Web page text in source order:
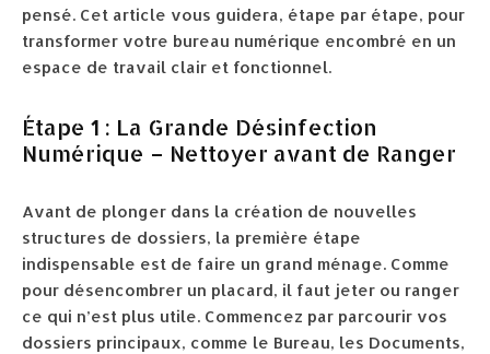
pensé. Cet article vous guidera, étape par étape, pour
transformer votre bureau numérique encombré en un
espace de travail clair et fonctionnel.
Étape 1 : La Grande Désinfection
Numérique – Nettoyer avant de Ranger
Avant de plonger dans la création de nouvelles
structures de dossiers, la première étape
indispensable est de faire un grand ménage. Comme
pour désencombrer un placard, il faut jeter ou ranger
ce qui n’est plus utile. Commencez par parcourir vos
dossiers principaux, comme le Bureau, les Documents,